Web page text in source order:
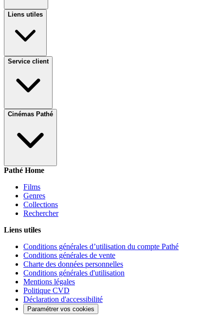
Liens utiles
Service client
Cinémas Pathé
Pathé Home
Films
Genres
Collections
Rechercher
Liens utiles
Conditions générales d’utilisation du compte Pathé
Conditions générales de vente
Charte des données personnelles
Conditions générales d'utilisation
Mentions légales
Politique CVD
Déclaration d'accessibilité
Paramétrer vos cookies